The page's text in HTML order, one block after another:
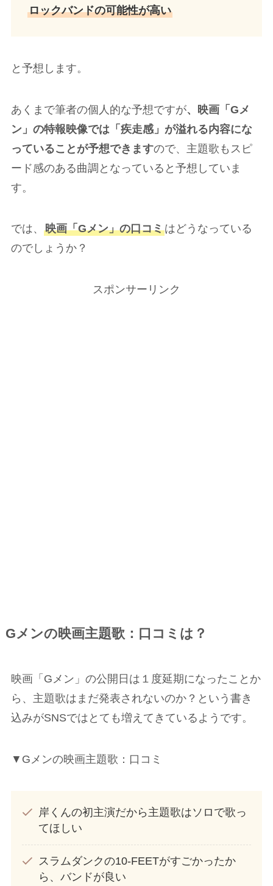
ロックバンドの可能性が高い
と予想します。
あくまで筆者の個人的な予想ですが、映画「Gメ
ン」の特報映像では「疾走感」が溢れる内容にな
っていることが予想できますので、主題歌もスピ
ード感のある曲調となっていると予想していま
す。
では、 映画「Gメン」の口コミはどうなっている
のでしょうか？
スポンサーリンク
Gメンの映画主題歌：口コミは？
映画「Gメン」の公開日は１度延期になったことか
ら、主題歌はまだ発表されないのか？という書き
込みがSNSではとても増えてきているようです。
▼Gメンの映画主題歌：口コミ
岸くんの初主演だから主題歌はソロで歌っ
てほしい
スラムダンクの10-FEETがすごかったか
ら、バンドが良い